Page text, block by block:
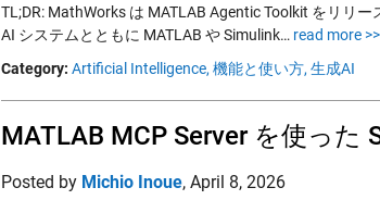
TL;DR: MathWorks は MATLAB Agentic Toolkit をリリ
AI システムとともに MATLAB や Simulink… read more >>
Category: Artificial Intelligence, 機能と使い方, 生成AI
MATLAB MCP Server を使っ
Posted by Michio Inoue, April 8, 2026